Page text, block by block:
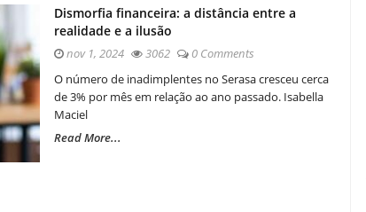
Dismorfia financeira: a distância entre a
realidade e a ilusão
nov 1, 2024 3062
0 Comments
O número de inadimplentes no Serasa cresceu cerca
de 3% por mês em relação ao ano passado. Isabella
Maciel
Read More...